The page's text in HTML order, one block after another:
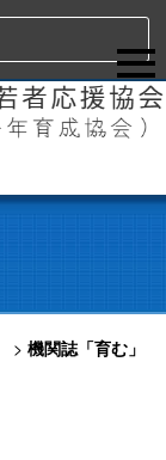
> 機関誌「育む」